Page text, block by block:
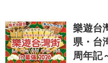
1
樂遊台
県・台
周年記